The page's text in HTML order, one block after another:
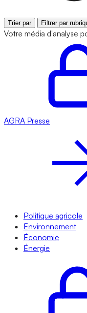
Trier par Filtrer par
Votre média d'analyse
AGRA Presse
Politique agricole
Environnement
Économie
Énergie